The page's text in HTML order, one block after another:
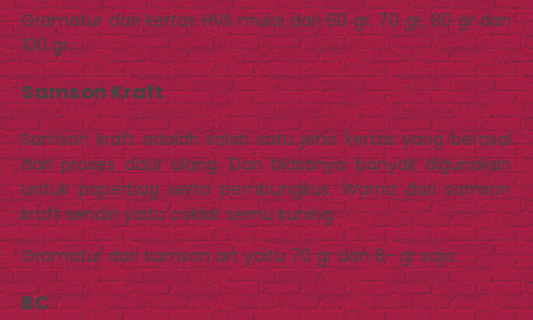
Gramatur dari kertas HVS mulai dari 60 gr, 70 gr, 80 gr dan
100 gr.
Samson Kraft
Samson kraft adalah salah satu jenis kertas yang berasal
dari proses daur ulang. Dan biasanya banyak digunakan
untuk paperbag serta pembungkus. Warna dari samson
kraft sendiri yaitu coklat semu kuning.
Gramatur dari samson art yaitu 70 gr dan 8- gr saja.
BC